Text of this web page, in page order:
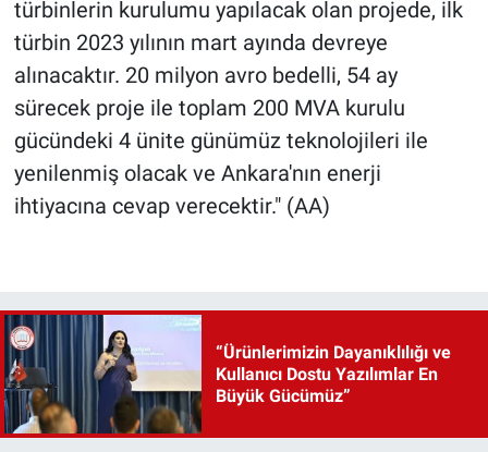
türbinlerin kurulumu yapılacak olan projede, ilk
türbin 2023 yılının mart ayında devreye
alınacaktır. 20 milyon avro bedelli, 54 ay
sürecek proje ile toplam 200 MVA kurulu
gücündeki 4 ünite günümüz teknolojileri ile
yenilenmiş olacak ve Ankara'nın enerji
ihtiyacına cevap verecektir." (AA)
“Ürünlerimizin Dayanıklılığı ve
Kullanıcı Dostu Yazılımlar En
Büyük Gücümüz”